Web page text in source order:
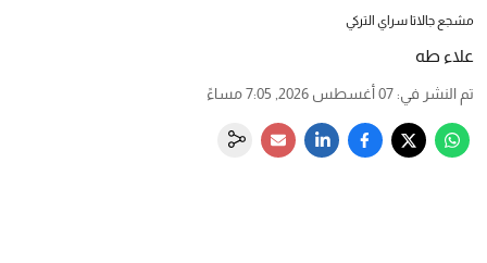
مشجع جالاتا سراي التركي
علاء طه
تم النشر في: 07 أغسطس 2026, 7:05 مساءً